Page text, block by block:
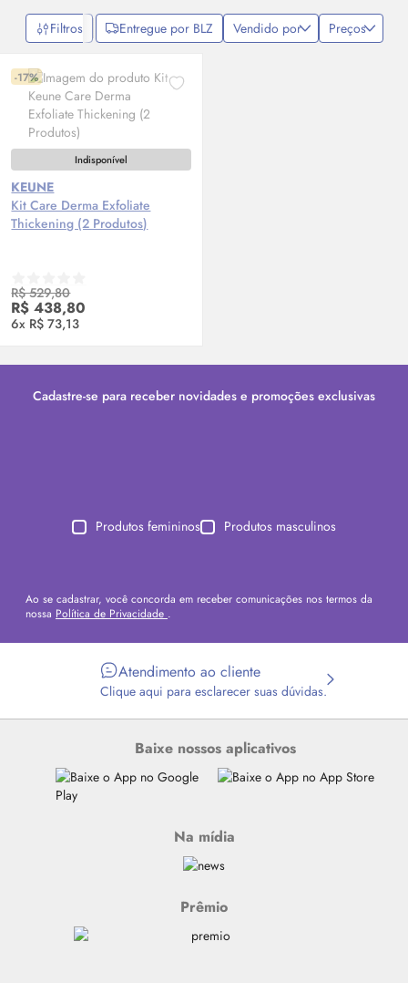
Filtros Entregue por BLZ Vendido por Preços
-17%
Indisponível
KEUNE
Kit Care Derma Exfoliate
Thickening (2 Produtos)
R$ 529,80
R$ 438,80
6x R$ 73,13
Cadastre-se para receber novidades e promoções exclusivas
Produtos femininos Produtos masculinos
Ao se cadastrar, você concorda em receber comunicações nos termos da
nossa Política de Privacidade .
Atendimento ao cliente
Clique aqui para esclarecer suas dúvidas.
Baixe nossos aplicativos
Na mídia
Prêmio